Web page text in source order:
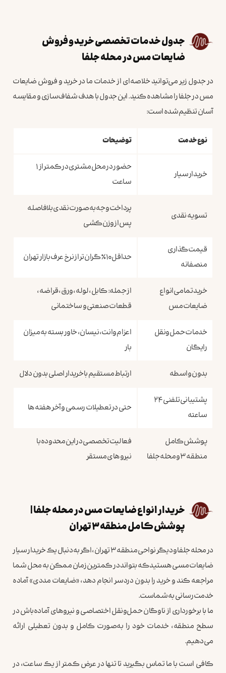
جدول خدمات تخصصی خرید و فروش
ضایعات مس در محله جلفا
در جدول زیر می‌توانید خلاصه‌ای از خدمات ما در خرید و فروش ضایعات
مس در جلفا را مشاهده کنید. این جدول با هدف شفاف‌سازی و مقایسه
آسان تنظیم شده است:
نوع خدمت توضیحات
خریدار سیار
حضور در محل مشتری در کمتر از ۱
ساعت
تسویه نقدی
پرداخت وجه به‌صورت نقدی بلافاصله
پس از وزن‌کشی
قیمت‌گذاری
منصفانه
حداقل ۱۰٪ گران‌تر از نرخ عرف بازار تهران
خرید تمامی انواع
ضایعات مس
از جمله: کابل، لوله، ورق، قراضه،
قطعات صنعتی و ساختمانی
خدمات حمل‌ونقل
رایگان
اعزام وانت، نیسان، خاور بسته به میزان
بار
بدون واسطه ارتباط مستقیم با خریدار اصلی بدون دلال
پشتیبانی تلفنی ۲۴
ساعته
حتی در تعطیلات رسمی و آخر هفته‌ها
پوشش کامل
منطقه ۳ و محله جلفا
فعالیت تخصصی در این محدوده با
نیروهای مستقر
خریدار انواع ضایعات مس در محله جلفا |
پوشش کامل منطقه ۳ تهران
در محله جلفا و دیگر نواحی منطقه ۳ تهران، اگر به‌دنبال یک خریدار سیار
ضایعات مسی هستید که بتواند در کمترین زمان ممکن به محل شما
مراجعه کند و خرید را بدون دردسر انجام دهد، «ضایعات مددی» آماده
خدمت‌رسانی به شماست.
ما با برخورداری از ناوگان حمل‌ونقل اختصاصی و نیروهای آماده‌باش در
سطح منطقه، خدمات خود را به‌صورت کامل و بدون تعطیلی ارائه
می‌دهیم.
کافی است با ما تماس بگیرید تا تنها در عرض کمتر از یک ساعت، در